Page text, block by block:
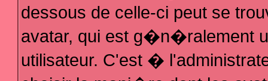
dessous de celle-ci peut se
avatar, qui est g�n�ralement
utilisateur. C'est �